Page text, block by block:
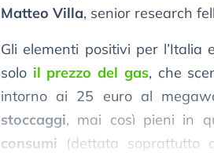
Matteo Villa, senior research
Gli elementi positivi per l’Italia
solo il prezzo del gas, che
intorno ai 25 euro al
stoccaggi, mai così pieni in
consumi (dettata soprattutto